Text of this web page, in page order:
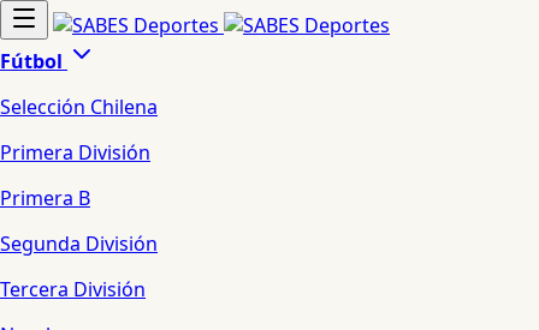
Fútbol
Selección Chilena
Primera División
Primera B
Segunda División
Tercera División